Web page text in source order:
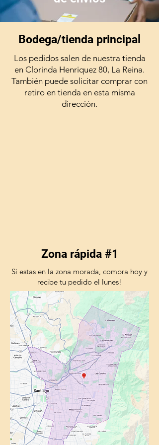
Bodega/tienda principal
Los pedidos salen de nuestra tienda
en Clorinda Henriquez 80, La Reina.
También puede solicitar comprar con
retiro en tienda en esta misma
dirección.
Zona rápida #1
Si estas en la zona morada, compra hoy y
recibe tu pedido el lunes!